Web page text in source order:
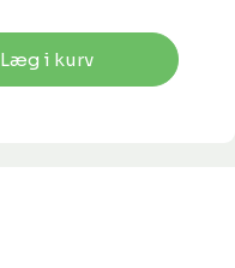
Læg i kurv